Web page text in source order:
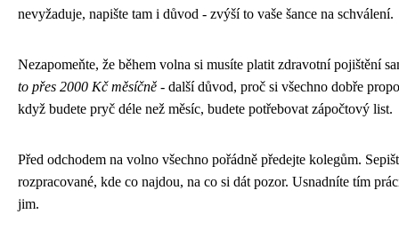
nevyžaduje, napište tam i důvod - zvýší to vaše šance na schválení.
Nezapomeňte, že během volna si musíte platit zdravotní pojištění
to přes 2000 Kč měsíčně - další důvod, proč si všechno dobře
když budete pryč déle než měsíc, budete potřebovat zápočtový list.
Před odchodem na volno všechno pořádně předejte kolegům.
rozpracované, kde co najdou, na co si dát pozor. Usnadníte tím
jim.